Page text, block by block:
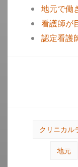
地元で働
看護師が
認定看護
クリニカル
地元